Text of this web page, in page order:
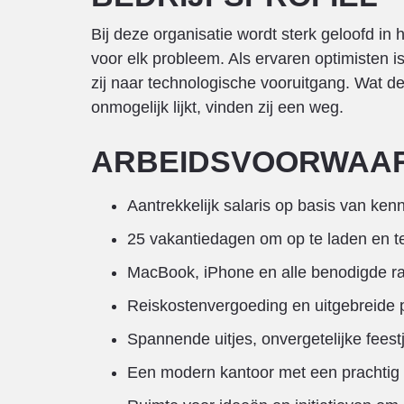
Bij deze organisatie wordt sterk geloofd in
voor elk probleem. Als ervaren optimisten
zij naar technologische vooruitgang. Wat
onmogelijk lijkt, vinden zij een weg.
Aantrekkelijk salaris op basis van
25 vakantiedagen om op te laden en
MacBook, iPhone en alle benodigde
Reiskostenvergoeding en uitgebreide
Spannende uitjes, onvergetelijke
Een modern kantoor met een prachtig